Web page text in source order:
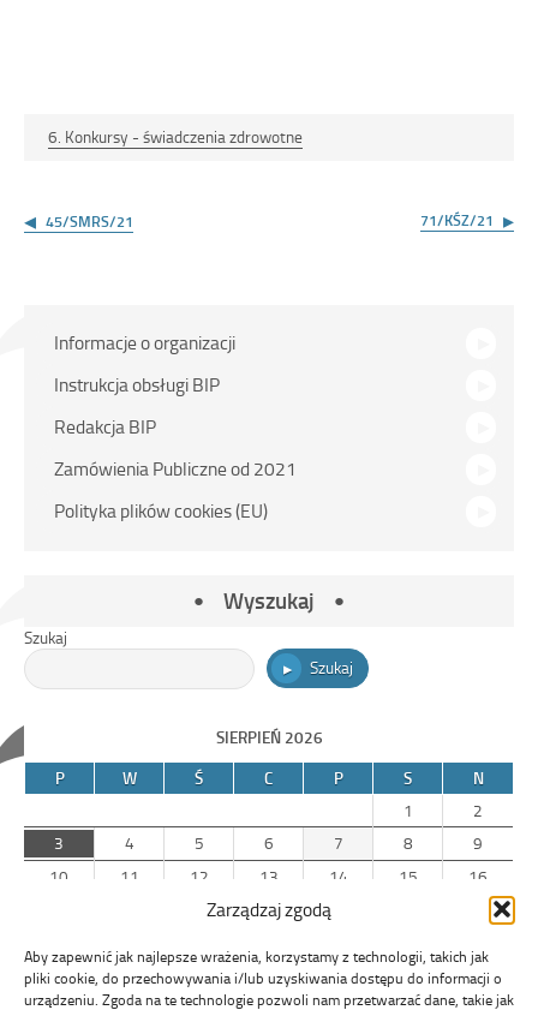
Zarządzaj zgodą
Aby zapewnić jak najlepsze wrażenia, korzystamy z technologii, takich jak
pliki cookie, do przechowywania i/lub uzyskiwania dostępu do informacji o
urządzeniu. Zgoda na te technologie pozwoli nam przetwarzać dane, takie jak
6. Konkursy - świadczenia zdrowotne
wpisu
45/SMRS/21 71/KŚZ/21
Menu
główne
Informacje o organizacji
Instrukcja obsługi BIP
Redakcja BIP
Zamówienia Publiczne od 2021
Polityka plików cookies (EU)
Wyszukaj
Szukaj
Szukaj
SIERPIEŃ 2026
P
W Ś C P S
N
1
2
3
4 5 6 7 8
9
10
11 12 13 14 15
16
19 20 21
31